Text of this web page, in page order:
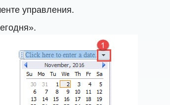
управления.